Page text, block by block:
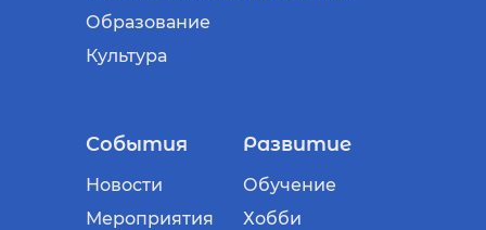
Образование
Культура
События
Новости
Мероприятия
Развитие
Обучение
Хобби